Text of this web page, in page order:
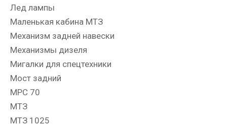
Лед лампы
Маленькая кабина МТЗ
Механизм задней навески
Механизмы дизеля
Мигалки для спецтехники
Мост задний
МРС 70
МТЗ
МТЗ 1025